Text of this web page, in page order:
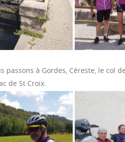
passons à Gordes, Céreste, le col
de St Croix.